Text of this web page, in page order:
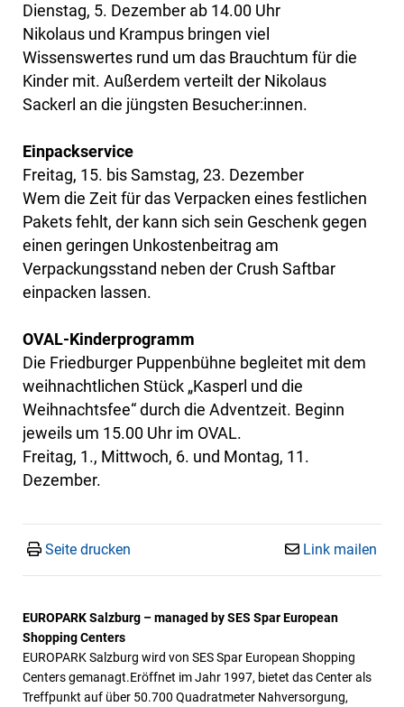
Dienstag, 5. Dezember ab 14.00 Uhr
Nikolaus und Krampus bringen viel
Wissenswertes rund um das Brauchtum für die
Kinder mit. Außerdem verteilt der Nikolaus
Sackerl an die jüngsten Besucher:innen.
Einpackservice
Freitag, 15. bis Samstag, 23. Dezember
Wem die Zeit für das Verpacken eines festlichen
Pakets fehlt, der kann sich sein Geschenk gegen
einen geringen Unkostenbeitrag am
Verpackungsstand neben der Crush Saftbar
einpacken lassen.
OVAL-Kinderprogramm
Die Friedburger Puppenbühne begleitet mit dem
weihnachtlichen Stück „Kasperl und die
Weihnachtsfee“ durch die Adventzeit. Beginn
jeweils um 15.00 Uhr im OVAL.
Freitag, 1., Mittwoch, 6. und Montag, 11.
Dezember.
Seite drucken Link mailen
EUROPARK Salzburg – managed by SES Spar European
Shopping Centers
EUROPARK Salzburg wird von SES Spar European Shopping
Centers gemanagt.Eröffnet im Jahr 1997, bietet das Center als
Treffpunkt auf über 50.700 Quadratmeter Nahversorgung,